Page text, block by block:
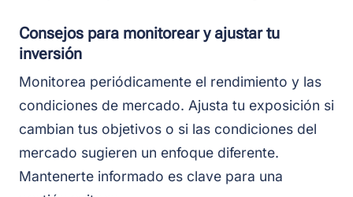
Consejos para monitorear y ajustar tu
inversión
Monitorea periódicamente el rendimiento y las
condiciones de mercado. Ajusta tu exposición si
cambian tus objetivos o si las condiciones del
mercado sugieren un enfoque diferente.
Mantenerte informado es clave para una